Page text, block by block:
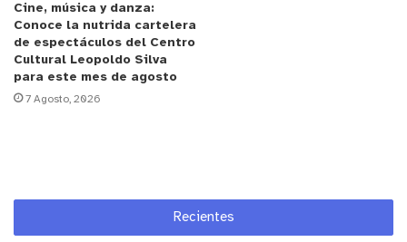
evaluar un proceso por el que están viviendo”
señaló la directora regional SernamEG.
Rengifo enfatizó la importancia de generar redes
de apoyo entre las mujeres. “Si bien es un
la base es generar una red de mujeres que se
apoyan, se sienten en un grupo de confianza y
Cine, música y danza:
Conoce la nutrida cartelera
de espectáculos del Centro
Cultural Leopoldo Silva
para este mes de agosto
7 Agosto, 2026
Recientes